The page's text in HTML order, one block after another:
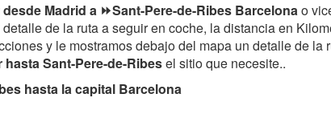
Madrid a ⏩Sant-Pere-de-Ribes Barcelonao
de la ruta a seguir en coche, la distancia en
y le mostramos debajo del mapa un detalle de
hasta Sant-Pere-de-Ribesel sitio que necesite..
hasta la capital Barcelona